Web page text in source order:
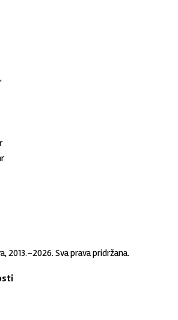
2013.–2026. Sva prava pridržana.